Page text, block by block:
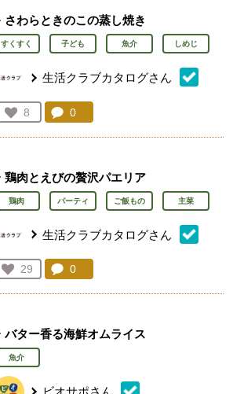
さわらときのこの蒸し焼き
すくすく 子ども 魚介 しめじ
生活クラブカタログさん
お気に入り登録：
8
人が登録
コメント：
0
鶏肉とえびの贅沢パエリア
鶏肉 パーティ ご飯もの 主菜
生活クラブカタログさん
お気に入り登録：
29
人が登録
コメント：
0
バター香る海鮮オムライス
魚介
ビオサポさん